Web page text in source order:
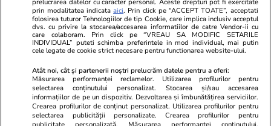
Viva.ro
"Nici acum nu îi știu bine. Nu îi știu familia".
A tăcut luni întregi, dar acum Gina Matache a
spus adevărul despre relația cu ginerele ei,
Radu Siffr...
Unica.ro
Nu și ei! S-au
căsnicie! Cei doi
secret. Nimeni
motiv al
© 2026 Ringier Romania. Toate drepturile rezervate
prelucrarea datelor cu caracter personal. Aceste drepturi pot fi exercitate
prin modalitatea indicataaici. Prin click pe “ACCEPT TOATE”, acceptati
folosirea tuturor Tehnologiilor de tip Cookie, care implica inclusiv acceptul
dvs. cu privire la stocarea/accesarea informatiilor de catre Vendor-ii cu
care colaboram. Prin click pe “VREAU SA MODIFIC SETARILE
INDIVIDUAL” puteti schimba preferintele in mod individual, mai putin
cele legate de cookie strict necesare pentru functionarea website-ului.
Atât noi, cât și partenerii noștri prelucrăm datele pentru a oferi:
Măsurarea performanței reclamelor. Utilizarea profilurilor pentru
selectarea conținutului personalizat. Stocarea și/sau accesarea
informațiilor de pe un dispozitiv. Dezvoltarea și îmbunătățirea serviciilor.
Crearea profilurilor de conținut personalizat. Utilizarea profilurilor pentru
selectarea publicității personalizate. Crearea profilurilor pentru